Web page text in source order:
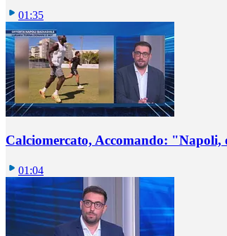
01:35
Calciomercato, Accomando: "Napoli,
01:04